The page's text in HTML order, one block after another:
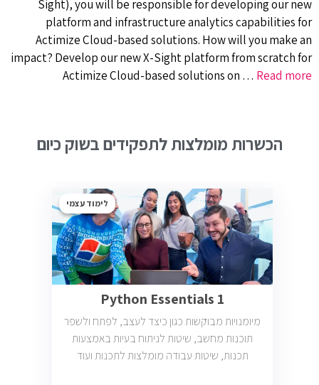
Sight), you will be responsible for developing our new
platform and infrastructure analytics capabilities for
Actimize Cloud-based solutions. How will you make an
impact? Develop our new X-Sight platform from scratch for
Actimize Cloud-based solutions on … Read more
הכשרות מומלצות לתפקידים בשוק כיום
לימוד עצמי
Python Essentials 1
מיומנויות מבוקשות כגון כיצד לעצב, לפתח ולשפר
תוכנות מחשב, שיטות לניתוח בעיות באמצעות
תכנות, שיטות עבודה מומלצות לתכנות ועוד